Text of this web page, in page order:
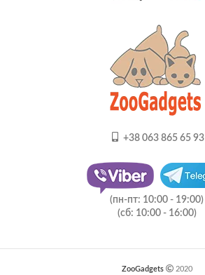
+38 063 865 65 93
(пн-пт: 10:00 - 19:00)
(сб: 10:00 - 16:00)
ZooGadgets 2020